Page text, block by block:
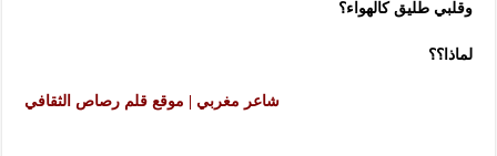
وقلبي طليق كالهواء؟
لماذا؟؟
شاعر مغربي | موقع قلم رصاص الثقافي